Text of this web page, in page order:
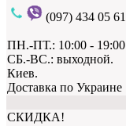
(097) 434 05 61
ПН.-ПТ.: 10:00 - 19:00
СБ.-ВС.: выходной.
Киев.
Доставка по Украине
СКИДКА!